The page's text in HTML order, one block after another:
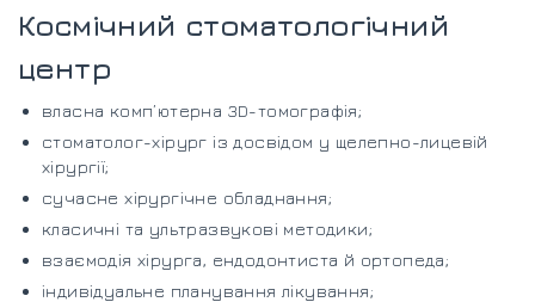
Космічний стоматологічний
центр
власна комп’ютерна 3D-томографія;
стоматолог-хірург із досвідом у щелепно-лицевій
хірургії;
сучасне хірургічне обладнання;
класичні та ультразвукові методики;
взаємодія хірурга, ендодонтиста й ортопеда;
індивідуальне планування лікування;